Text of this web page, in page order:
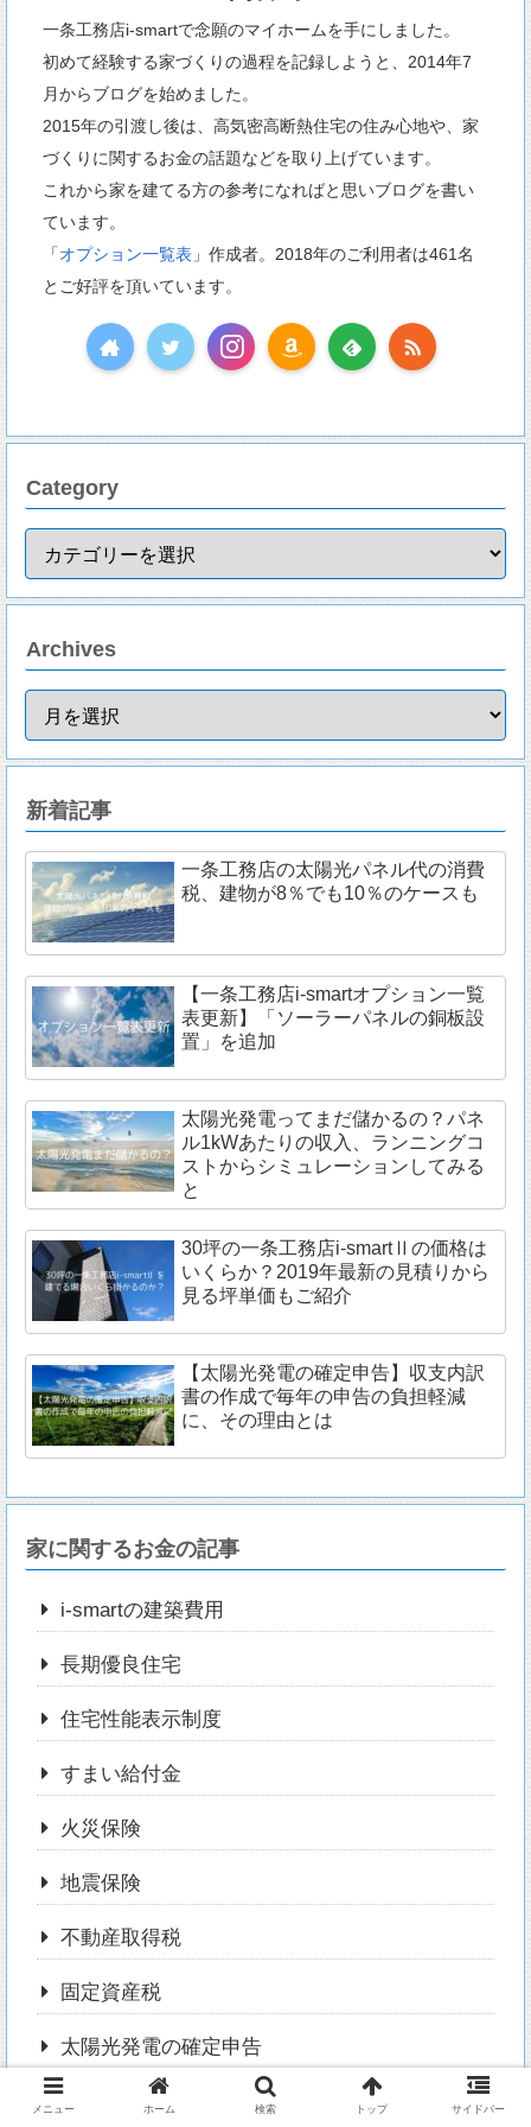
一条工務店i-smartで念願のマイホームを手にしました。
初めて経験する家づくりの過程を記録しようと、2014年7
月からブログを始めました。
2015年の引渡し後は、高気密高断熱住宅の住み心地や、家
づくりに関するお金の話題などを取り上げています。
これから家を建てる方の参考になればと思いブログを書い
ています。
「 オプション一覧表 」作成者。2018年のご利用者は461名
とご好評を頂いています。
Category
Archives
新着記事
一条工務店の太陽光パネル代の消費
税、建物が8％でも10％のケースも
【一条工務店i-smartオプション一覧
表更新】「ソーラーパネルの銅板設
置」を追加
太陽光発電ってまだ儲かるの？パネ
ル1kWあたりの収入、ランニングコ
ストからシミュレーションしてみる
と
30坪の一条工務店i-smartⅡの価格は
いくらか？2019年最新の見積りから
見る坪単価もご紹介
【太陽光発電の確定申告】収支内訳
書の作成で毎年の申告の負担軽減
に、その理由とは
家に関するお金の記事
i-smartの建築費用
長期優良住宅
住宅性能表示制度
すまい給付金
火災保険
地震保険
不動産取得税
固定資産税
太陽光発電の確定申告
住宅借入金特別控除の確定申告
メニュー ホーム 検索 トップ サイドバー